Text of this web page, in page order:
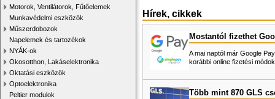
Motorok, Ventilátorok, Fűtőelemek
Munkavédelmi eszközök
Műszerdobozok
Napelemek és tartozékok
NYÁK-ok
Okosotthon, Lakáselektronika
Oktatási eszközök
Optoelektronika
Peltier modulok
Hírek, cikkek
Mostantól fizethet
A mai naptól már Google
korábbi online fizetési
Több mint 870 GLS